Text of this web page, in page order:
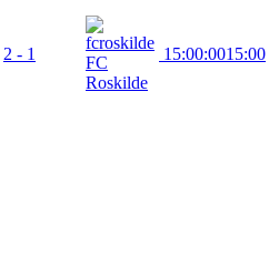
2 - 1
FC
Roskilde
15:00:0015:00